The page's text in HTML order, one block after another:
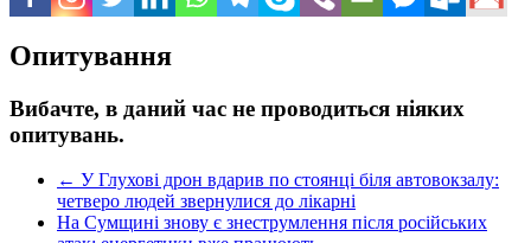
Опитування
Вибачте, в даний час не проводиться ніяких
опитувань.
← У Глухові дрон вдарив по стоянці біля автовокзалу:
четверо людей звернулися до лікарні
На Сумщині знову є знеструмлення після російських